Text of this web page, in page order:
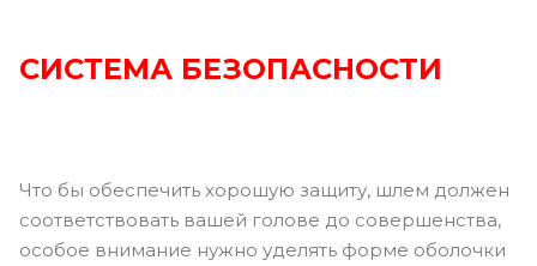
СИСТЕМА БЕЗОПАСНОСТИ
Что бы обеспечить хорошую защиту, шлем должен
соответствовать вашей голове до совершенства,
особое внимание нужно уделять форме оболочки